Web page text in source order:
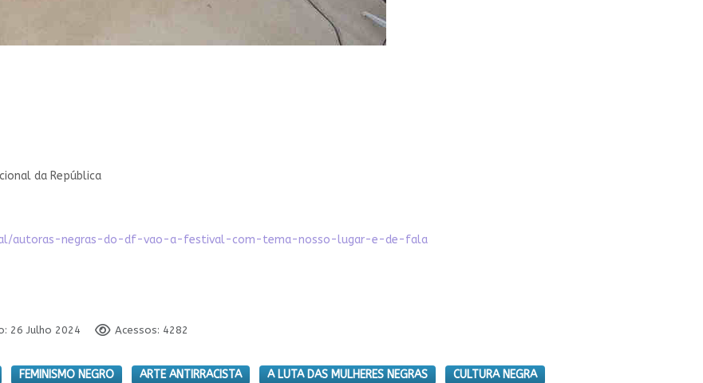
da República
autoras-negras-do-df-vao-a-festival-com-tema-nosso-lugar-e-de-fala
26 Julho 2024 Acessos: 4282
FEMINISMO NEGRO ARTE ANTIRRACISTA A LUTA DAS MULHERES NEGRAS
CULTURA NEGRA